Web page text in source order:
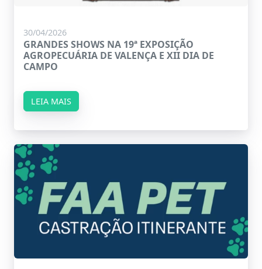
30/04/2026
GRANDES SHOWS NA 19ª EXPOSIÇÃO
AGROPECUÁRIA DE VALENÇA E XII DIA DE
CAMPO
LEIA MAIS